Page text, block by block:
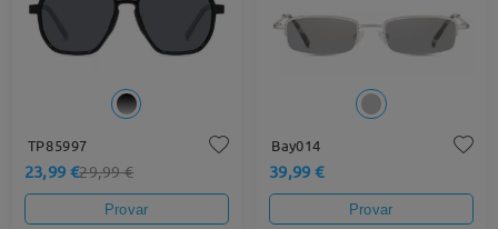
TP85997
23,99 €29,99 €
Provar
Bay014
39,99 €
Provar